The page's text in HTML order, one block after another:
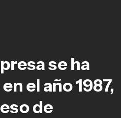
se ha
el año 1987,
de